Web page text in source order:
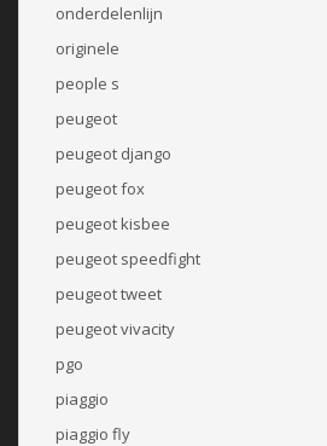
onderdelenlijn
originele
people s
peugeot
peugeot django
peugeot fox
peugeot kisbee
peugeot speedfight
peugeot tweet
peugeot vivacity
pgo
piaggio
piaggio fly